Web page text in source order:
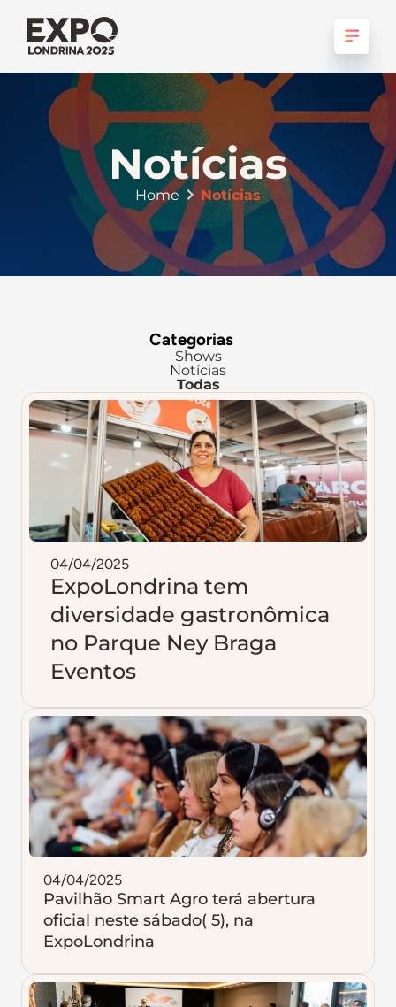
Notícias
Home Notícias
Categorias
Shows
Notícias
Todas
04/04/2025
ExpoLondrina tem
diversidade gastronômica
no Parque Ney Braga
Eventos
04/04/2025
Pavilhão Smart Agro terá abertura
oficial neste sábado( 5), na
ExpoLondrina